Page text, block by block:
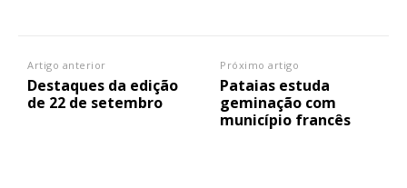
Artigo anterior
Destaques da edição
de 22 de setembro
Próximo artigo
Pataias estuda
geminação com
município francês